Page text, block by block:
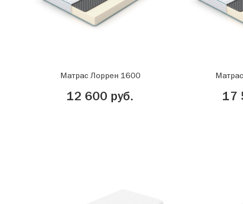
Матрас Лоррен 1600
12 600 руб. 17